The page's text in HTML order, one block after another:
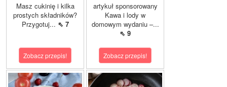
Masz cukinię i kilka
prostych składników?
Przygotuj... ⇖ 7
Zobacz przepis!
artykuł sponsorowany
Kawa i lody w
domowym wydaniu –...
⇖ 9
Zobacz przepis!